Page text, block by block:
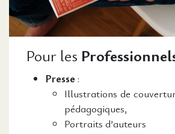
Pour les
Presse :
Illustrations de
pédagogiques,
Portraits d’auteurs